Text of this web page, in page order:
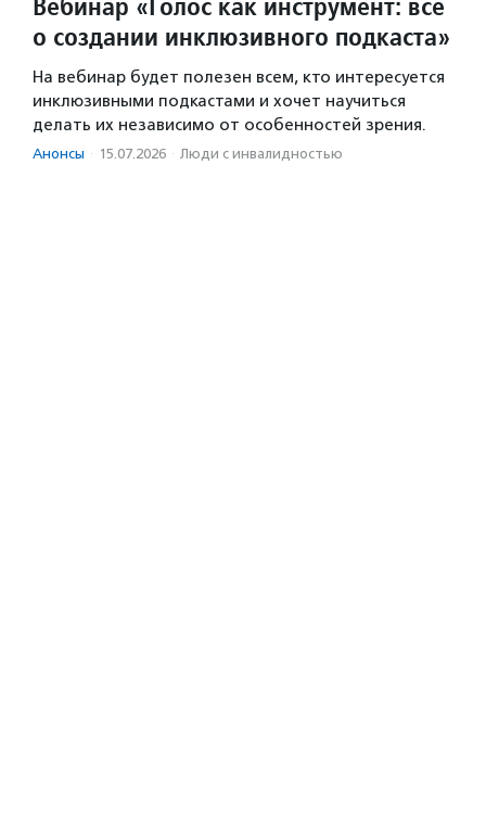
о создании инклюзивного подкаста»
На вебинар будет полезен всем, кто интересуется
инклюзивными подкастами и хочет научиться
делать их независимо от особенностей зрения.
Анонсы · 15.07.2026 · Люди с инвалидностью